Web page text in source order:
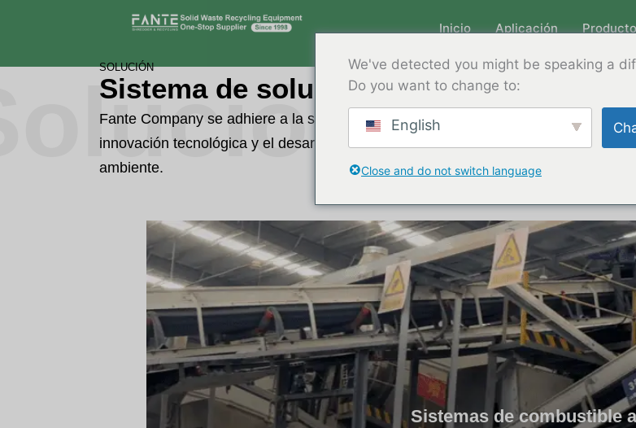
Inicio Aplicación
SOLUCIÓN
Sistema de soluciones para residuos
Fante Company se adhiere a la solución innovadora de reciclaje de residuos
innovación tecnológica y el desarrollo sostenible, transformamos los recursos
ambiente.
Sistemas de combustible
We've detected you might be speaking a
Do you want to change to:
English
Close and do not switch language